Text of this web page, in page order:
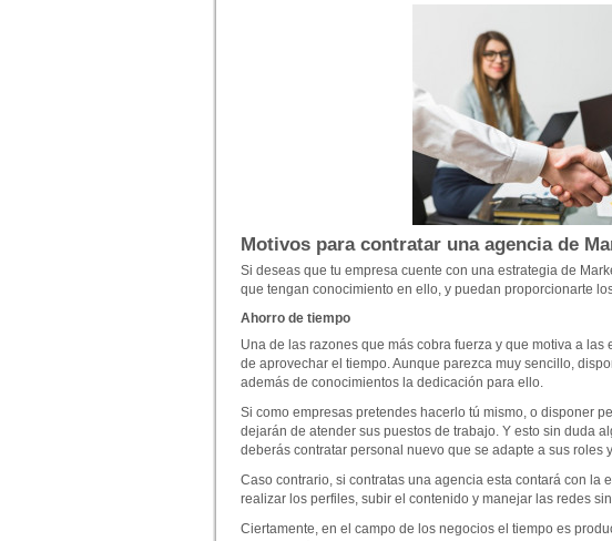
Motivos para contratar una agencia de
Si deseas que tu empresa cuente con una estrategia de
que tengan conocimiento en ello, y puedan proporcionarte
Ahorro de tiempo
Una de las razones que más cobra fuerza y que motiva a
de aprovechar el tiempo. Aunque parezca muy sencillo,
además de conocimientos la dedicación para ello.
Si como empresas pretendes hacerlo tú mismo, o disponer
dejarán de atender sus puestos de trabajo. Y esto sin duda
deberás contratar personal nuevo que se adapte a sus roles
Caso contrario, si contratas una agencia esta contará con
realizar los perfiles, subir el contenido y manejar las redes
Ciertamente, en el campo de los negocios el tiempo es